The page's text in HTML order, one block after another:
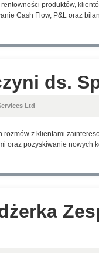
produktów,
Cash Flow, P&L oraz
ds.
Ltd
z klientami
oraz pozyskiwanie nowych